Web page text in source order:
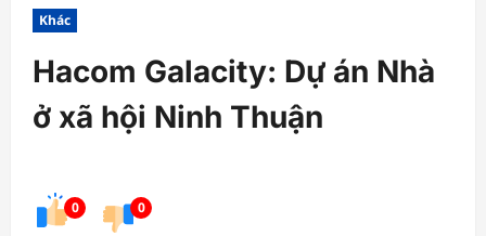
Khác
Hacom Galacity: Dự án Nhà
ở xã hội Ninh Thuận
0 0